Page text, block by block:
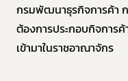
กรมพัฒนาธุรกิจการค้า
ต้องการประกอบกิจการ
เข้ามาในราชอาณาจักร